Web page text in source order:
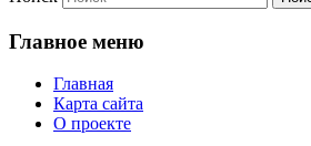
Главное меню
Главная
Карта сайта
О проекте